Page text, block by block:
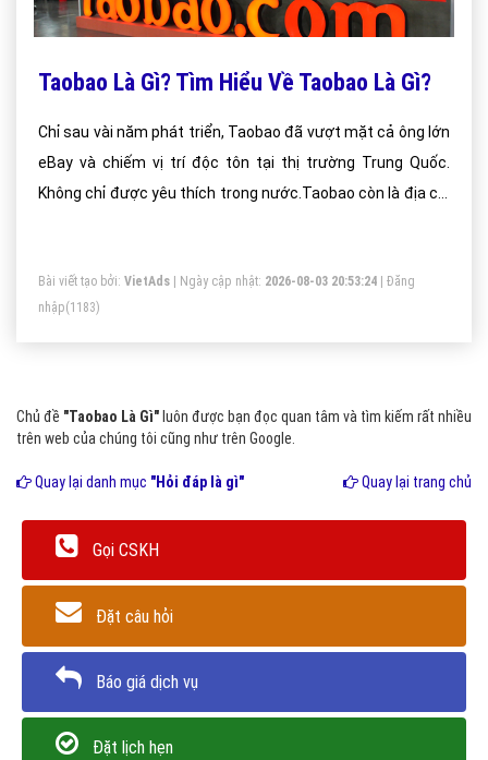
Taobao Là Gì? Tìm Hiểu Về Taobao Là Gì?
Chỉ sau vài năm phát triển, Taobao đã vượt mặt cả ông lớn
eBay và chiếm vị trí độc tôn tại thị trường Trung Quốc.
Không chỉ được yêu thích trong nước.Taobao còn là địa chỉ
khẳng định chỗ đứng của mình
Bài viết tạo bởi: VietAds | Ngày cập nhật: 2026-08-03 20:53:24
Đăng
nhập(1183)
Chủ đề "Taobao Là Gì" luôn được bạn đọc quan tâm và tìm kiếm rất nhiều
trên web của chúng tôi cũng như trên Google.
Quay lại danh mục "Hỏi đáp là gì" Quay lại trang chủ
Gọi CSKH
Đặt câu hỏi
Báo giá dịch vụ
Đặt lịch hẹn